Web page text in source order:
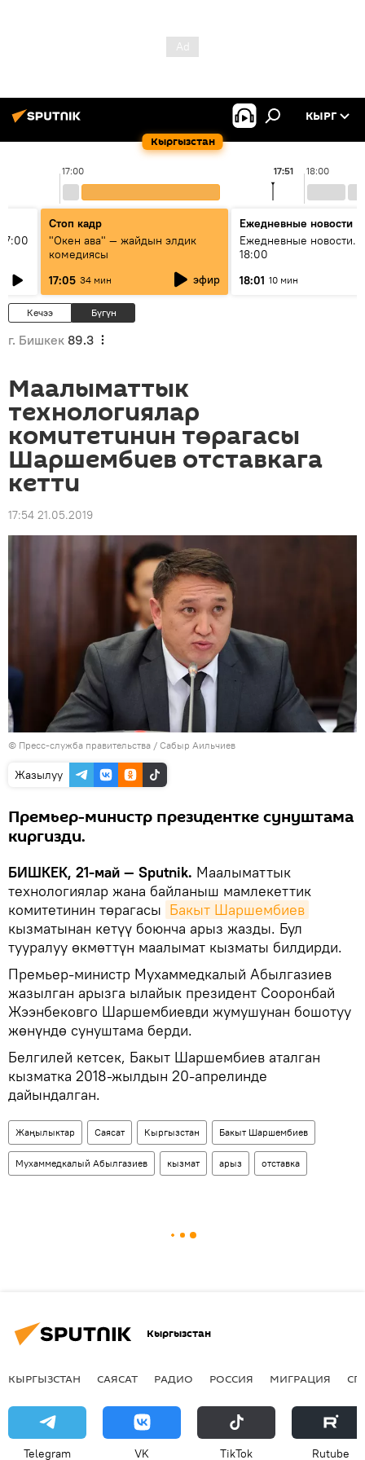
Кыргызстан
КЫРГ
17:00 18:00
17:51
Стоп кадр
"Окен ава" — жайдын элдик
комедиясы
17:05 34 мин эфир
Ежедневные новости
Ежедневные новости.
18:00
18:01 10 мин
Кечээ Бүгүн
г. Бишкек 89.3
Маалыматтык
технологиялар
комитетинин төрагасы
Шаршембиев отставкага
кетти
17:54 21.05.2019
© Пресс-служба правительства / Сабыр Аильчиев
Жазылуу
Премьер-министр президентке сунуштама
киргизди.
БИШКЕК, 21-май — Sputnik. Маалыматтык
технологиялар жана байланыш мамлекеттик
комитетинин төрагасы Бакыт Шаршембиев
кызматынан кетүү боюнча арыз жазды. Бул
тууралуу өкмөттүн маалымат кызматы билдирди.
Премьер-министр Мухаммедкалый Абылгазиев
жазылган арызга ылайык президент Сооронбай
Жээнбековго Шаршембиевди жумушунан бошотуу
жөнүндө сунуштама берди.
Белгилей кетсек, Бакыт Шаршембиев аталган
кызматка 2018-жылдын 20-апрелинде
дайындалган.
Жаңылыктар Саясат Кыргызстан Бакыт Шаршембиев
Мухаммедкалый Абылгазиев кызмат арыз отставка
Кыргызстан
КЫРГЫЗСТАН САЯСАТ РАДИО РОССИЯ МИГРАЦИЯ
Telegram VK ТikТоk Rutube